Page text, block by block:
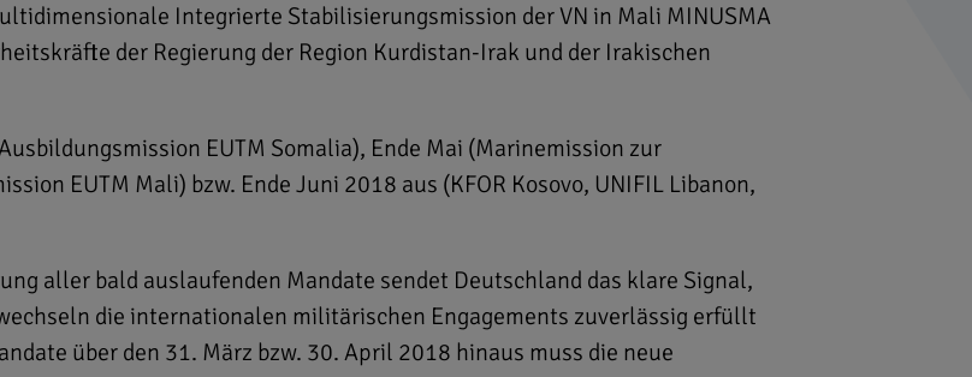
Integrierte Stabilisierungsmission der VN in Mali MINUSMA
der Regierung der Region Kurdistan-Irak und der Irakischen
EUTM Somalia), Ende Mai (Marinemission zur
EUTM Mali) bzw. Ende Juni 2018 aus (KFOR Kosovo, UNIFIL Libanon,
aller bald auslaufenden Mandate sendet Deutschland das klare Signal,
die internationalen militärischen Engagements zuverlässig erfüllt
über den 31. März bzw. 30. April 2018 hinaus muss die neue